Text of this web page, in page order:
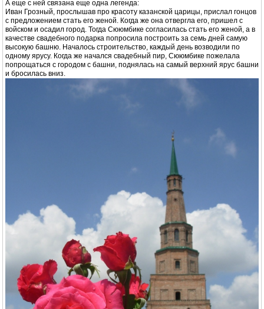
А еще с ней связана еще одна легенда:
Иван Грозный, прослышав про красоту казанской царицы, прислал гонцов
с предложением стать его женой. Когда же она отвергла его, пришел с
войском и осадил город. Тогда Сююмбике согласилась стать его женой, а в
качестве свадебного подарка попросила построить за семь дней самую
высокую башню. Началось строительство, каждый день возводили по
одному ярусу. Когда же начался свадебный пир, Сююмбике пожелала
попрощаться с городом с башни, поднялась на самый верхний ярус башни
и бросилась вниз.